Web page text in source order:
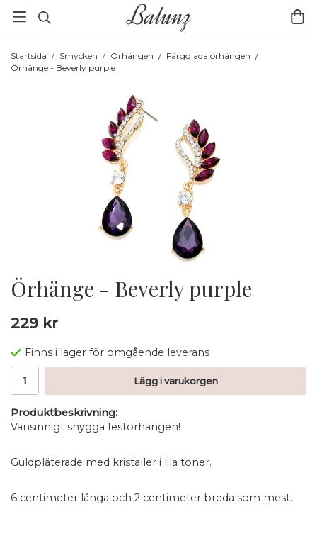
Startsida / Smycken / Örhängen / Färgglada örhängen /
Örhänge - Beverly purple
Örhänge - Beverly purple
229 kr
Finns i lager för omgående leverans
Lägg i varukorgen
Produktbeskrivning:
Vansinnigt snygga festörhängen!
Guldpläterade med kristaller i lila toner.
6 centimeter långa och 2 centimeter breda som mest.